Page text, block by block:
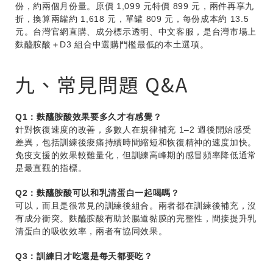
份，約兩個月份量。原價 1,099 元特價 899 元，兩件再享九
折，換算兩罐約 1,618 元，單罐 809 元，每份成本約 13.5
元。台灣官網直購、成分標示透明、中文客服，是台灣市場上
麩醯胺酸＋D3 組合中選購門檻最低的本土選項。
九、常見問題 Q&A
Q1：麩醯胺酸效果要多久才有感覺？
針對恢復速度的改善，多數人在規律補充 1–2 週後開始感受
差異，包括訓練後痠痛持續時間縮短和恢復精神的速度加快。
免疫支援的效果較難量化，但訓練高峰期的感冒頻率降低通常
是最直觀的指標。
Q2：麩醯胺酸可以和乳清蛋白一起喝嗎？
可以，而且是很常見的訓練後組合。兩者都在訓練後補充，沒
有成分衝突。麩醯胺酸有助於腸道黏膜的完整性，間接提升乳
清蛋白的吸收效率，兩者有協同效果。
Q3：訓練日才吃還是每天都要吃？